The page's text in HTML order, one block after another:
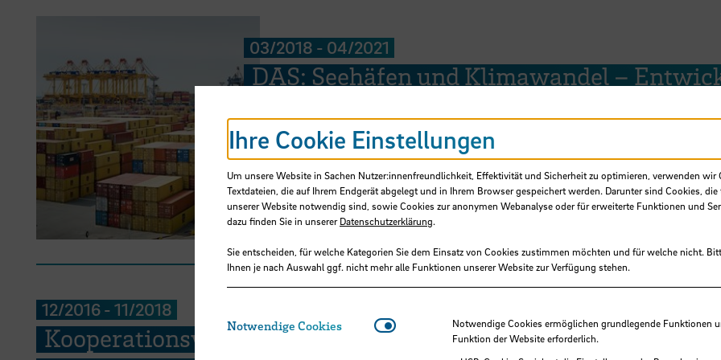
03/2018 - 04/2021
DAS: Seehäfen und Klimawandel –
Einbindung der Anpassung an den
Planung, Bau und Betrieb von Seehäfen in
Deutschland
12/2016- 11/2018
Kooperationsvorhaben SynTHERM - Synergetische Nutzung
Ihre Cookie Einstellungen
Um unsere Website in Sachen Nutzer:innenfreundlichkeit, Effektivität und Sicherheit zu optimieren, verwenden wir
Textdateien, die auf Ihrem Endgerät abgelegt und in Ihrem Browser gespeichert werden. Darunter sind Cookies,
unserer Website notwendig sind, sowie Cookies zur anonymen Webanalyse oder für erweiterte Funktionen und
dazu finden Sie in unsererDatenschutzerklärung.
Sie entscheiden, für welche Kategorien Sie dem Einsatz von Cookies zustimmen möchten und für welche nicht.
Ihnen je nach Auswahl ggf. nicht mehr alle Funktionen unserer Website zur Verfügung stehen.
Notwendige Cookies Notwendige CookiesNotwendige Cookies ermöglichen grundlegende Funktionen
Funktion der Website erforderlich.